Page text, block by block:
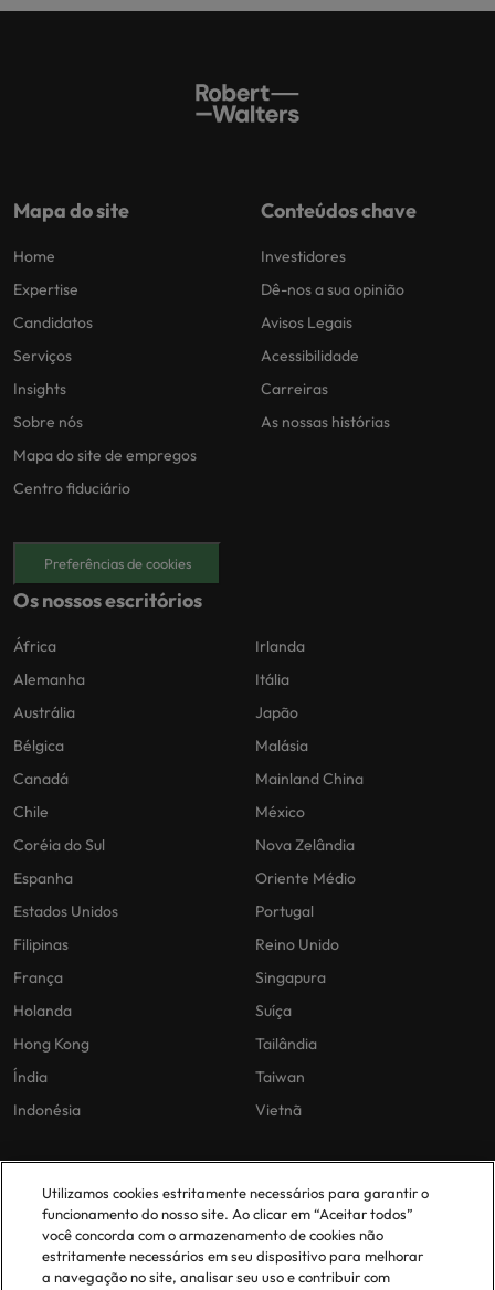
Mapa do site
Home
Expertise
Candidatos
Serviços
Insights
Sobre nós
Mapa do site de empregos
Centro fiduciário
Conteúdos chave
Investidores
Dê-nos a sua opinião
Avisos Legais
Acessibilidade
Carreiras
As nossas histórias
Preferências de cookies
Os nossos escritórios
África
Alemanha
Austrália
Bélgica
Canadá
Chile
Coréia do Sul
Espanha
Estados Unidos
Filipinas
França
Holanda
Hong Kong
Índia
Indonésia
Irlanda
Itália
Japão
Malásia
Mainland China
México
Nova Zelândia
Oriente Médio
Portugal
Reino Unido
Singapura
Suíça
Tailândia
Taiwan
Vietnã
As nossas políticas
Politica Privacidade
Politica de cookies
O nosso escritório em
Portugal
Lisboa
Utilizamos cookies estritamente necessários para garantir o
funcionamento do nosso site. Ao clicar em “Aceitar todos”
você concorda com o armazenamento de cookies não
estritamente necessários em seu dispositivo para melhorar
a navegação no site, analisar seu uso e contribuir com